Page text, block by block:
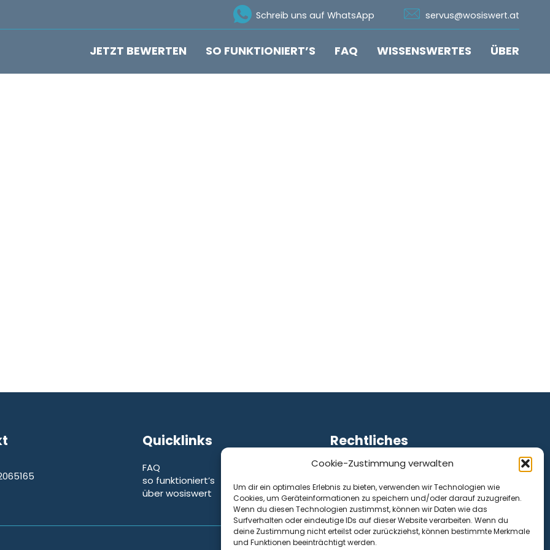
Cookie-Zustimmung verwalten
Um dir ein optimales Erlebnis zu bieten, verwenden wir Technologien wie
Cookies, um Geräteinformationen zu speichern und/oder darauf zuzugreifen.
Wenn du diesen Technologien zustimmst, können wir Daten wie das
Surfverhalten oder eindeutige IDs auf dieser Website verarbeiten. Wenn du
deine Zustimmung nicht erteilst oder zurückziehst, können bestimmte Merkmale
und Funktionen beeinträchtigt werden.
Schreib uns auf WhatsApp
servus@wosiswert.at
JETZT BEWERTEN SO FUNKTIONIERT’S FAQ WISSENSWERTES ÜBER
Quicklinks
FAQ
so funktioniert’s
über wosiswert
Rechtliches
Impressum
Cookie-Richtlinie (EU)